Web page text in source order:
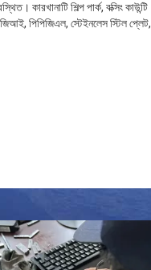
শিল্প পার্ক, বক্সিং কাউন্টি
পিপিজিএল, স্টেইনলেস স্টিল প্লেট,